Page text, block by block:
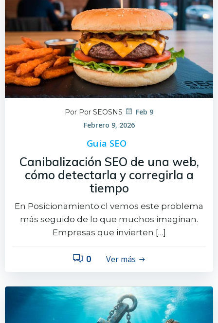
Por Por SEOSNS
Feb 9
Febrero 9, 2026
Guia SEO
Canibalización SEO de una web,
cómo detectarla y corregirla a
tiempo
En Posicionamiento.cl vemos este problema
más seguido de lo que muchos imaginan.
Empresas que invierten […]
0 Ver más